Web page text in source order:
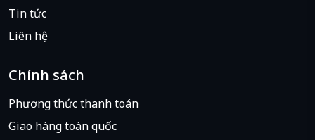
Tin tức
Liên hệ
Chính sách
Phương thức thanh toán
Giao hàng toàn quốc